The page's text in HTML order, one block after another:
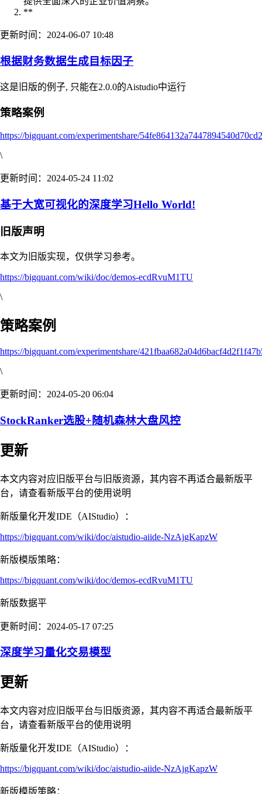
**
更新时间：2024-06-07 10:48
根据财务数据生成目标因子
这是旧版的例子, 只能在2.0.0的Aistudio中运行
策略案例
https://bigquant.com/experimentshare/
\
更新时间：2024-05-24 11:02
基于大宽可视化的深度学习Hello World!
旧版声明
本文为旧版实现，仅供学习参考。
https://bigquant.com/wiki/doc/demos-ecdRvuM1TU
\
策略案例
https://bigquant.com/experimentshare/
\
更新时间：2024-05-20 06:04
StockRanker选股+随机森林大盘风控
更新
本文内容对应旧版平台与旧版资源，其内容不再适合最新版平
台，请查看新版平台的使用说明
新版量化开发IDE（AIStudio）：
https://bigquant.com/wiki/doc/aistudio-aiide-NzAjgKapzW
新版模版策略：
https://bigquant.com/wiki/doc/demos-ecdRvuM1TU
新版数据平
更新时间：2024-05-17 07:25
深度学习量化交易模型
更新
本文内容对应旧版平台与旧版资源，其内容不再适合最新版平
台，请查看新版平台的使用说明
新版量化开发IDE（AIStudio）：
https://bigquant.com/wiki/doc/aistudio-aiide-NzAjgKapzW
新版模版策略：